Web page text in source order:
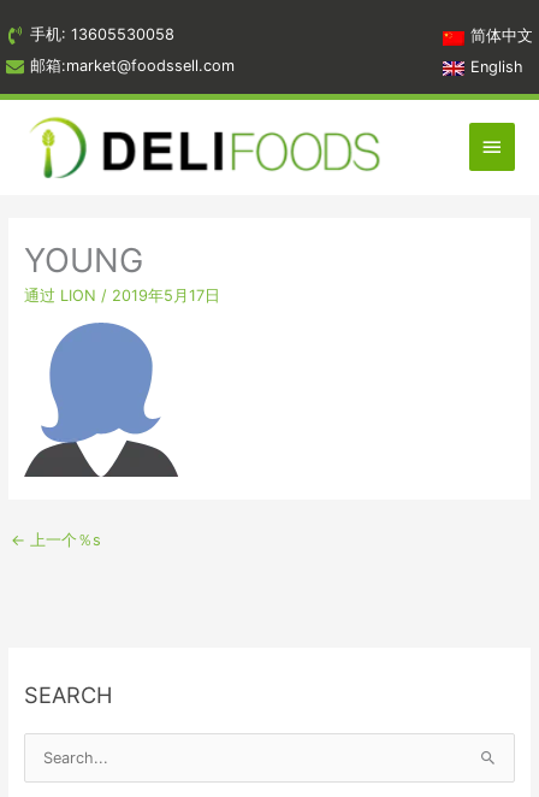
到
内
容
手机: 13605530058
邮箱:market@foodssell.com
简体中文
English
主
菜
YOUNG
通过 LION / 2019年5月17日
← 上一个％s
SEARCH